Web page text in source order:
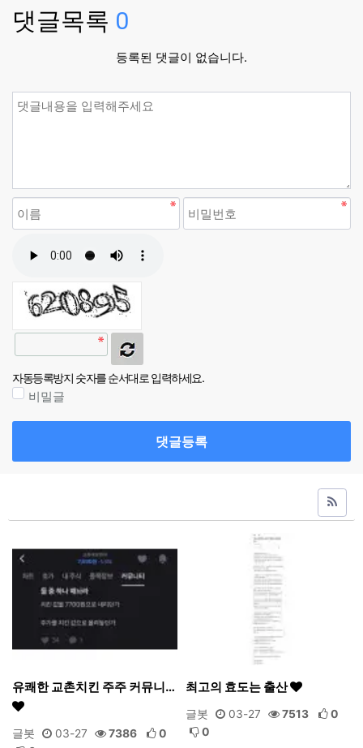
댓글목록 0
등록된 댓글이 없습니다.
자동등록방지 숫자를 순서대로 입력하세요.
비밀글
댓글등록
유쾌한 교촌치킨 주주 커뮤니…
글봇 03-27 7386
0
최고의 효도는 출산
글봇 03-27 7513
0
0